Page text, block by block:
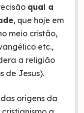
qual a
, que hoje em
meio cristão,
etc.,
a religião
de Jesus).
origens da